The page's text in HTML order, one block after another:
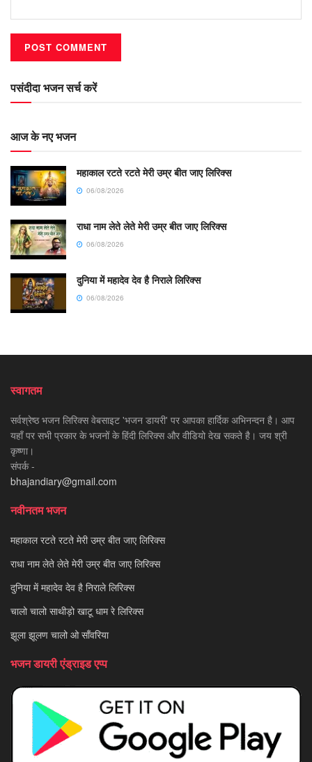
पसंदीदा भजन सर्च करें
आज के नए भजन
महाकाल रटते रटते मेरी उम्र बीत जाए लिरिक्स
06/08/2026
राधा नाम लेते लेते मेरी उम्र बीत जाए लिरिक्स
06/08/2026
दुनिया में महादेव देव है निराले लिरिक्स
06/08/2026
स्वागतम
सर्वश्रेष्ठ भजन लिरिक्स वेबसाइट 'भजन डायरी' पर आपका हार्दिक अभिनन्दन है। आप
यहाँ पर सभी प्रकार के भजनों के हिंदी लिरिक्स और वीडियो देख सकते है। जय श्री
कृष्णा।
संपर्क -
bhajandiary@gmail.com
नवीनतम भजन
महाकाल रटते रटते मेरी उम्र बीत जाए लिरिक्स
राधा नाम लेते लेते मेरी उम्र बीत जाए लिरिक्स
दुनिया में महादेव देव है निराले लिरिक्स
चालो चालो साथीड़ो खाटू धाम रे लिरिक्स
झूला झूलण चालो ओ साँवरिया
भजन डायरी एंड्राइड एप्प